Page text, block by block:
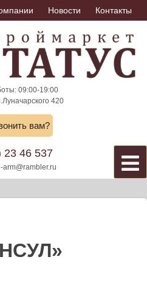
Новости Контакты
09:00-19:00
420
вам?
23 46 537
arm@rambler.ru